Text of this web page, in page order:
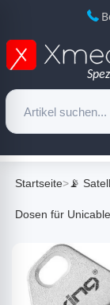
Startseite>📡
Dosen für